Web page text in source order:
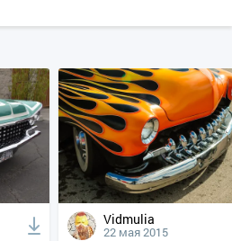
Vidmulia
22 мая 2015